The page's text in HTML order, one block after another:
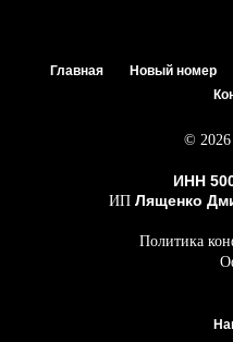
Главная Новый номер
© 2026
ИНН
ИП Лященко
Политика